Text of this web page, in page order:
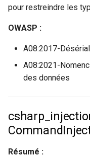
pour restreindre les
OWASP :
A08:2017-
A08:2021-
des données
Résumé :